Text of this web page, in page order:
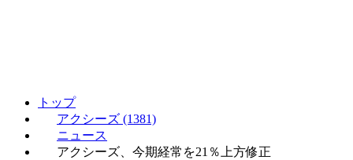
トップ
アクシーズ (1381)
ニュース
アクシーズ、今期経常を21％上方修正